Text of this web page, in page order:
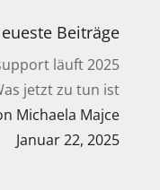
Beiträge
läuft 2025
jetzt zu tun ist
Michaela Majce
Januar 22, 2025